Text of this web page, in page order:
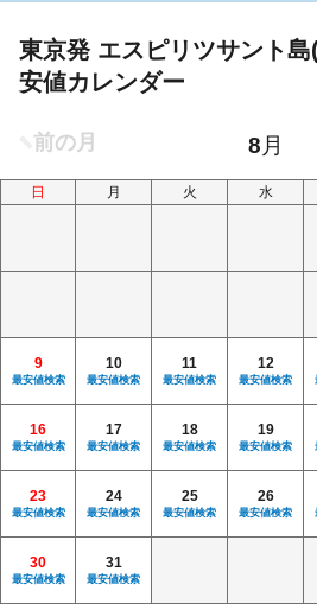
東京発 エスピリツサント
安値カレンダー
日 月 火 水
9
最安値検索
10
最安値検索
11
最安値検索
12
最安値検索
16
最安値検索
17
最安値検索
18
最安値検索
19
最安値検索
23
最安値検索
24
最安値検索
25
最安値検索
26
最安値検索
30
最安値検索
31
最安値検索